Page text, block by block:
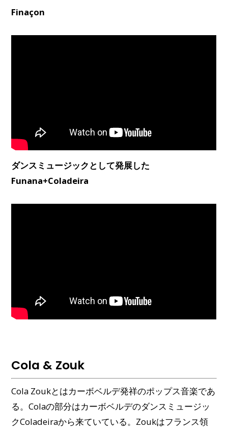
Finaçon
ダンスミュージックとして発展した
Funana+Coladeira
Cola & Zouk
Cola Zoukとはカーボベルデ発祥のポップス音楽であ
る。Colaの部分はカーボベルデのダンスミュージッ
クColadeiraから来ていている。Zoukはフランス領